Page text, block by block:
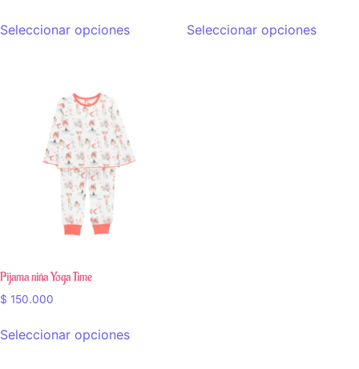
Seleccionar opciones Seleccionar opciones
Pijama niña Yoga Time
$ 150.000
Seleccionar opciones